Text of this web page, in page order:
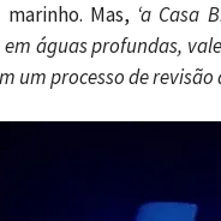
Mas, ‘a Casa
águas profundas,
um processo de revisão